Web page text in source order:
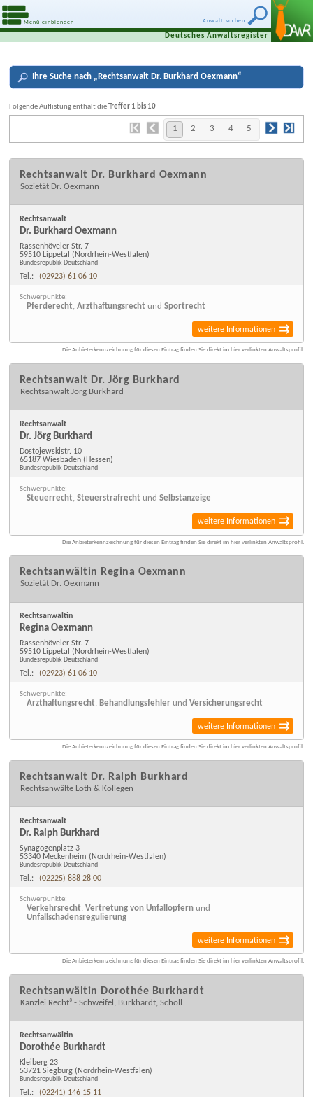
Anwalt suchen
Menü einblenden
Deutsches Anwaltsregister
IhreSuche nach „ Rechtsanwalt Dr. Burkhard Oexmann“
Folgende Auflistung enthält die Treffer 1 bis 10
1 2 3 4 5
Rechtsanwalt Dr. Burkhard Oexmann
Sozietät Dr. Oexmann
Rechtsanwalt
Dr. Burkhard Oexmann
Rassenhöveler Str. 7
59510 Lippetal
(Nordrhein-Westfalen)
Bundesrepublik Deutschland
Tel.: (02923) 61 06 10
Schwerpunkte:
Pferderecht,Arzthaftungsrecht undSportrecht
weitere Informationen
Die Anbieterkennzeichnung für diesen Eintrag finden Sie direkt im hier verlinkten Anwaltsprofil.
Rechtsanwalt Dr. Jörg Burkhard
Rechtsanwalt Jörg Burkhard
Rechtsanwalt
Dr. Jörg Burkhard
Dostojewskistr. 10
65187 Wiesbaden (Hessen)
Bundesrepublik Deutschland
Schwerpunkte:
Steuerrecht,Steuerstrafrecht undSelbstanzeige
weitere Informationen
Die Anbieterkennzeichnung für diesen Eintrag finden Sie direkt im hier verlinkten Anwaltsprofil.
Rechtsanwältin Regina Oexmann
Sozietät Dr. Oexmann
Rechtsanwältin
Regina Oexmann
Rassenhöveler Str. 7
59510 Lippetal
(Nordrhein-Westfalen)
Bundesrepublik Deutschland
Tel.: (02923) 61 06 10
Schwerpunkte:
Arzthaftungsrecht, Behandlungsfehler undVersicherungsrecht
weitere Informationen
Die Anbieterkennzeichnung für diesen Eintrag finden Sie direkt im hier verlinkten Anwaltsprofil.
Rechtsanwalt Dr. Ralph Burkhard
Rechtsanwälte Loth & Kollegen
Rechtsanwalt
Dr. Ralph Burkhard
Synagogenplatz 3
53340 Meckenheim (Nordrhein-Westfalen)
Bundesrepublik Deutschland
Tel.: (02225) 888 28 00
Schwerpunkte:
Verkehrsrecht,Vertretung von Unfallopfern und
Unfallschadensregulierung
weitere Informationen
Die Anbieterkennzeichnung für diesen Eintrag finden Sie direkt im hier verlinkten Anwaltsprofil.
Rechtsanwältin Dorothée Burkhardt
Kanzlei Recht³ - Schweifel, Burkhardt, Scholl
Rechtsanwältin
Dorothée Burkhardt
Kleiberg 23
53721 Siegburg (Nordrhein-Westfalen)
Bundesrepublik Deutschland
Tel.: (02241) 146 15 11